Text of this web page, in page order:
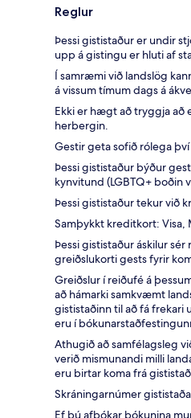
Reglur
Þessi gististaður er undir
upp á gistingu er hluti af
Í samræmi við landslög
á vissum tímum dags á
Ekki er hægt að tryggja að
herbergin.
Gestir geta sofið rólega
Þessi gististaður býður
kynvitund (LGBTQ+ boðin
Þessi gististaður tekur við
Samþykkt kreditkort: Visa,
Þessi gististaður áskilur
greiðslukorti gests fyrir
Greiðslur í reiðufé á
að hámarki samkvæmt
gististaðinn til að fá frekari
eru í
Athugið að samfélagsleg
verið mismunandi milli
eru birtar koma frá
Skráningarnúmer
Ef þú afbókar bókunina